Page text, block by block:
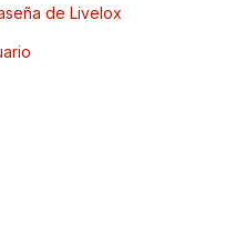
de Livelox